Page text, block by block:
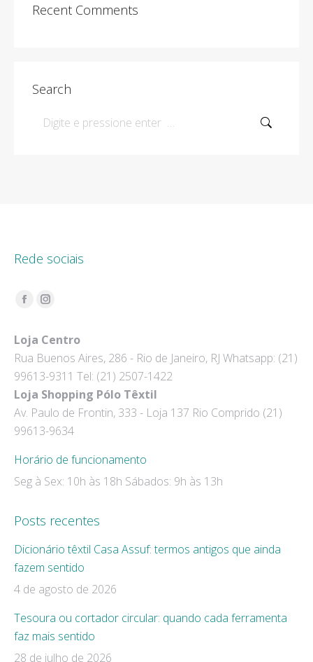
Recent Comments
Search
Search:
Rede sociais
Encontre-nos em:
Facebook
opens
in
new
window
Instagram
opens
in
new
window
Loja Centro
Rua Buenos Aires, 286 - Rio de Janeiro, RJ Whatsapp: (21)
99613-9311 Tel: (21) 2507-1422
Loja Shopping Pólo Têxtil
Av. Paulo de Frontin, 333 - Loja 137 Rio Comprido (21)
99613-9634
Horário de funcionamento
Seg à Sex: 10h às 18h Sábados: 9h às 13h
Posts recentes
Dicionário têxtil Casa Assuf: termos antigos que ainda
fazem sentido
4 de agosto de 2026
Tesoura ou cortador circular: quando cada ferramenta
faz mais sentido
28 de julho de 2026